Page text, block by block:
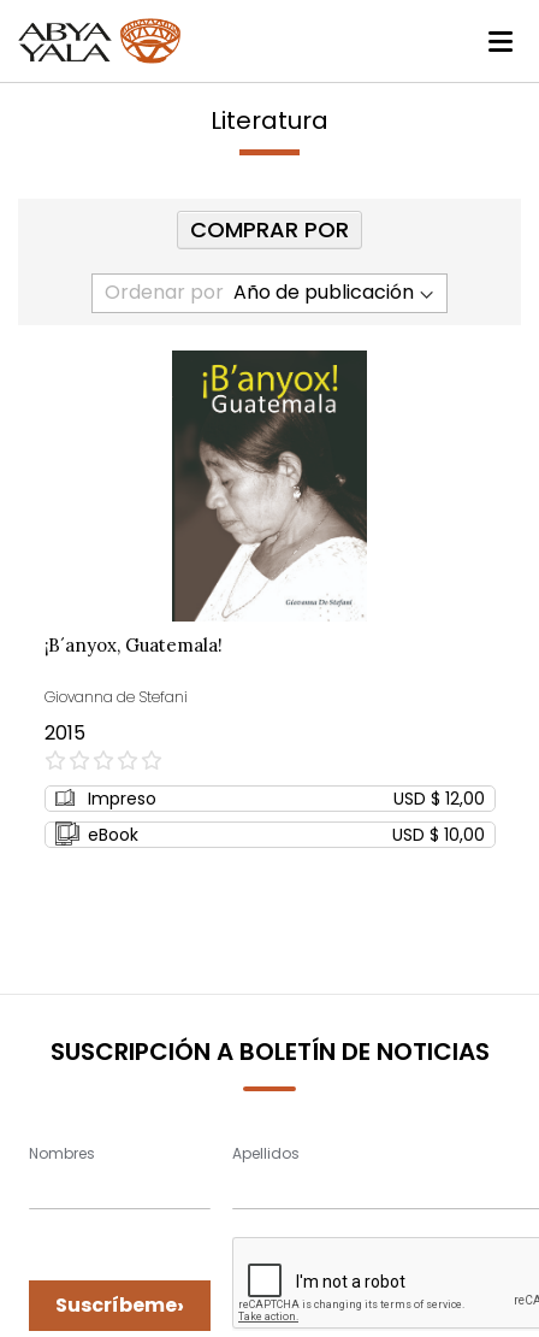
Literatura
Ordenar por
¡B´anyox, Guatemala!
Giovanna de Stefani
2015
0%
Impreso
USD $ 12,00
eBook
USD $ 10,00
COMPRAR POR
SUSCRIPCIÓN A BOLETÍN DE NOTICIAS
Nombres Apellidos
Suscríbeme›